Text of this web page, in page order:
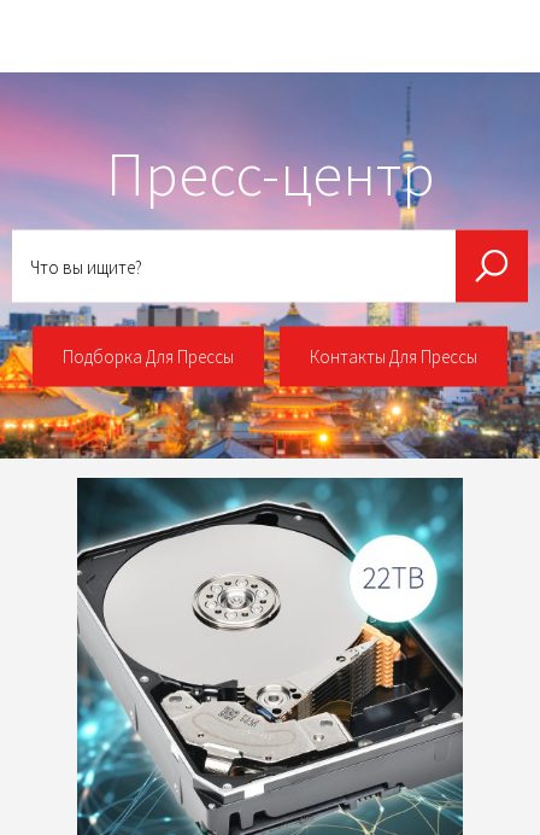
Пресс-центр
Что
ищите?
Подборка Для Прессы Контакты Для Прессы